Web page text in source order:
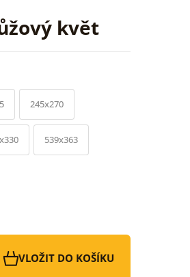
květ
245x270
539x363
VLOŽIT DO KOŠÍKU